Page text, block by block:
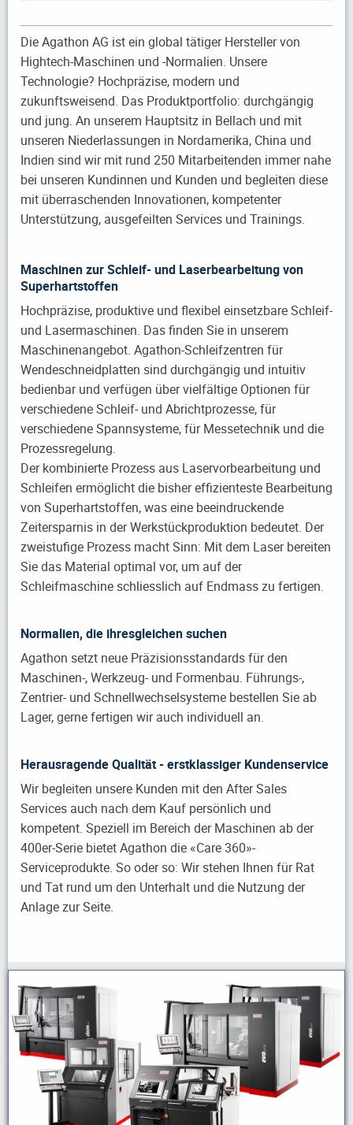
Die Agathon AG ist ein global tätiger Hersteller von
Hightech-Maschinen und -Normalien. Unsere
Technologie? Hochpräzise, modern und
zukunftsweisend. Das Produktportfolio: durchgängig
und jung. An unserem Hauptsitz in Bellach und mit
unseren Niederlassungen in Nordamerika, China und
Indien sind wir mit rund 250 Mitarbeitenden immer nahe
bei unseren Kundinnen und Kunden und begleiten diese
mit überraschenden Innovationen, kompetenter
Unterstützung, ausgefeilten Services und Trainings.
Maschinen zur Schleif- und Laserbearbeitung von
Superhartstoffen
Hochpräzise, produktive und flexibel einsetzbare Schleif-
und Lasermaschinen. Das finden Sie in unserem
Maschinenangebot. Agathon-Schleifzentren für
Wendeschneidplatten sind durchgängig und intuitiv
bedienbar und verfügen über vielfältige Optionen für
verschiedene Schleif- und Abrichtprozesse, für
verschiedene Spannsysteme, für Messetechnik und die
Prozessregelung.
Der kombinierte Prozess aus Laservorbearbeitung und
Schleifen ermöglicht die bisher effizienteste Bearbeitung
von Superhartstoffen, was eine beeindruckende
Zeitersparnis in der Werkstückproduktion bedeutet. Der
zweistufige Prozess macht Sinn: Mit dem Laser bereiten
Sie das Material optimal vor, um auf der
Schleifmaschine schliesslich auf Endmass zu fertigen.
Normalien, die ihresgleichen suchen
Agathon setzt neue Präzisionsstandards für den
Maschinen-, Werkzeug- und Formenbau. Führungs-,
Zentrier- und Schnellwechselsysteme bestellen Sie ab
Lager, gerne fertigen wir auch individuell an.
Herausragende Qualität - erstklassiger Kundenservice
Wir begleiten unsere Kunden mit den After Sales
Services auch nach dem Kauf persönlich und
kompetent. Speziell im Bereich der Maschinen ab der
400er-Serie bietet Agathon die «Care 360»-
Serviceprodukte. So oder so: Wir stehen Ihnen für Rat
und Tat rund um den Unterhalt und die Nutzung der
Anlage zur Seite.